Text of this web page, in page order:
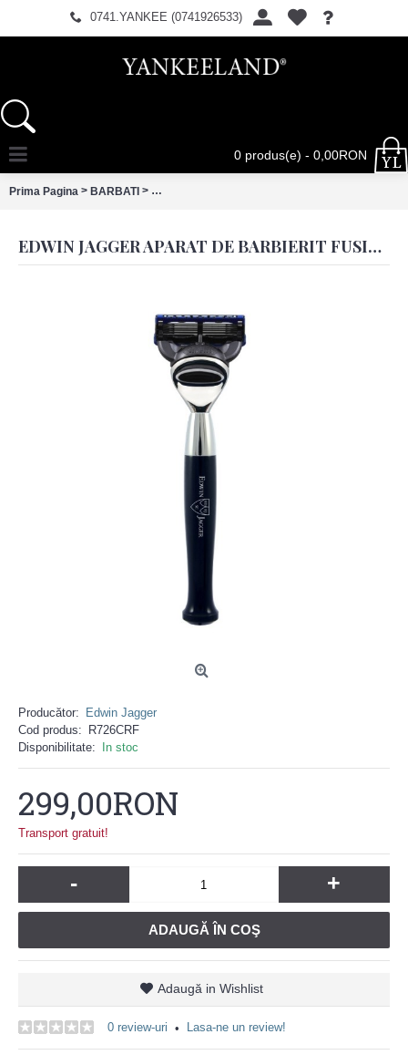
0741.YANKEE (0741926533)
0 produs(e) - 0,00RON
Prima Pagina > BARBATI > Edwin Jagger Aparat de barbierit Fusion
EDWIN JAGGER APARAT DE BARBIERIT FUSION PROGLIDE, R726CRF BLACK
Producător:
Edwin Jagger
Cod produs:
R726CRF
Disponibilitate:
In stoc
299,00RON
Transport gratuit!
- +
ADAUGĂ ÎN COŞ
Adaugă in Wishlist
0 review-uri • Lasa-ne un review!